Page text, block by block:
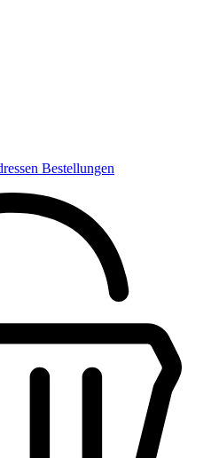
Bestellungen